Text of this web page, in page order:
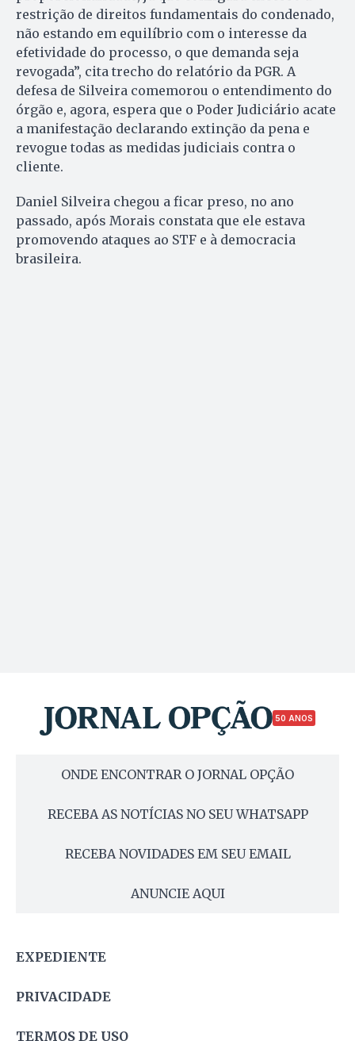
restrição de direitos fundamentais do condenado,
não estando em equilíbrio com o interesse da
efetividade do processo, o que demanda seja
revogada”, cita trecho do relatório da PGR. A
defesa de Silveira comemorou o entendimento do
órgão e, agora, espera que o Poder Judiciário acate
a manifestação declarando extinção da pena e
revogue todas as medidas judiciais contra o
cliente.
Daniel Silveira chegou a ficar preso, no ano
passado, após Morais constata que ele estava
promovendo ataques ao STF e à democracia
brasileira.
50 ANOS
ONDE ENCONTRAR O JORNAL OPÇÃO
RECEBA AS NOTÍCIAS NO SEU WHATSAPP
RECEBA NOVIDADES EM SEU EMAIL
ANUNCIE AQUI
EXPEDIENTE
PRIVACIDADE
TERMOS DE USO